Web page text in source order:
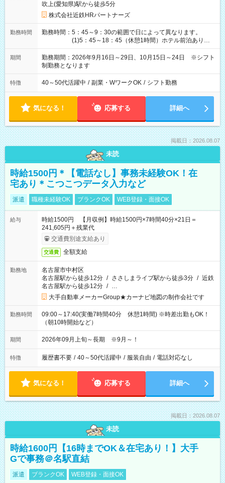
吹上(愛知県)駅から徒歩5分
株式会社近鉄HRパートナーズ
勤務時間
勤務時間：5：45～9：30の範囲で日によって異なります。
(1)5：45～18：45（休憩1時間）ホテル前泊あり！
(2)6：00～19：00（休憩1時間）ホテル前泊あり！
(3)6：45～19：45（休憩1時間） (4)7：
30～20：30（休憩1時間） (5)8：30～18：00（休憩
1時間） (6)9：30～21：30（休憩1時間）
期間
勤務期間：2026年9月16日～29日、10月15日～24日 ※シフト
制勤務となります
特徴 40～50代活躍中 / 副業・WワークOK / シフト勤務
気になる！ 応募する 詳細へ
掲載日：2026.08.07
未読
時給1500円＊【電話なし】事務未経験OK！在
宅あり＊こつこつデータ入力など
派遣 職種未経験OK ブランクOK WEB登録・面接OK
給与
時給1500円 【月収例】時給1500円×7時間40分×21日＝
241,605円＋残業代
交通費別途支給あり
交通費 全額支給
勤務地
名古屋市中村区
名古屋駅から徒歩12分 / ささしまライブ駅から徒歩3分 / 近鉄
名古屋駅から徒歩12分 / …
大手自動車メーカーGroup★カーナビ地図の制作会社です
勤務時間
09:00～17:40(実働7時間40分 休憩1時間) ※時差出勤もOK！
（朝10時開始など）
期間 2026年09月上旬～長期 ※9月～！
特徴 履歴書不要 / 40～50代活躍中 / 服装自由 / 電話対応なし
気になる！ 応募する 詳細へ
掲載日：2026.08.07
未読
時給1600円【16時までOK＆在宅あり！】大手
Gで事務＠名駅直結
派遣 ブランクOK WEB登録・面接OK